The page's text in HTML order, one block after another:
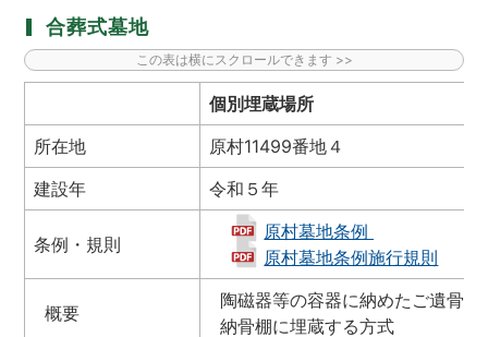
合葬式墓地
個別埋蔵場所
所在地
原村11499番地４
建設年
令和５年
条例・規則
原村墓地条例
原村墓地条例施行規則
概要
陶磁器等の容器に納めたご遺骨を
納骨棚に埋蔵する方式